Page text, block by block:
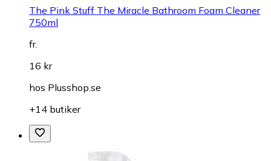
The Pink Stuff The Miracle Bathroom Foam Cleaner
750ml
fr.
16 kr
hos Plusshop.se
+14 butiker